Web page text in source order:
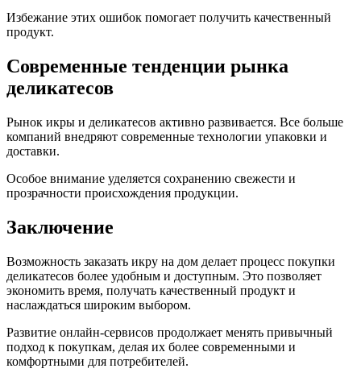
Избежание этих ошибок помогает получить качественный
продукт.
Современные тенденции рынка
деликатесов
Рынок икры и деликатесов активно развивается. Все больше
компаний внедряют современные технологии упаковки и
доставки.
Особое внимание уделяется сохранению свежести и
прозрачности происхождения продукции.
Заключение
Возможность заказать икру на дом делает процесс покупки
деликатесов более удобным и доступным. Это позволяет
экономить время, получать качественный продукт и
наслаждаться широким выбором.
Развитие онлайн-сервисов продолжает менять привычный
подход к покупкам, делая их более современными и
комфортными для потребителей.